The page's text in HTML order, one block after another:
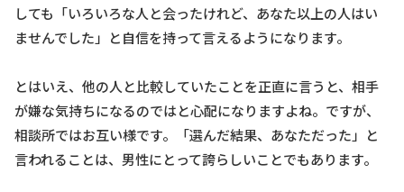
しても「いろいろな人と会ったけれど、あなた以上の人はい
ませんでした」と自信を持って言えるようになります。
とはいえ、他の人と比較していたことを正直に言うと、相手
が嫌な気持ちになるのではと心配になりますよね。ですが、
相談所ではお互い様です。「選んだ結果、あなただった」と
言われることは、男性にとって誇らしいことでもあります。